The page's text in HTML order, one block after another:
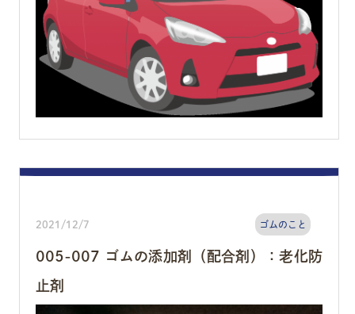
2021/12/7 ゴムのこと
005-007 ゴムの添加剤（配合剤）：老化防
止剤